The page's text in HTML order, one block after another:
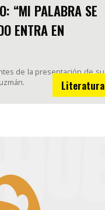
“MI PALABRA SE
ENTRA EN
de la presentación de su
Literatura